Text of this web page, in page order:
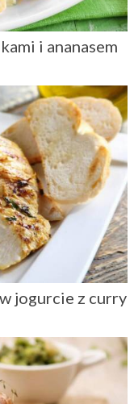
i ananasem
jogurcie z curry